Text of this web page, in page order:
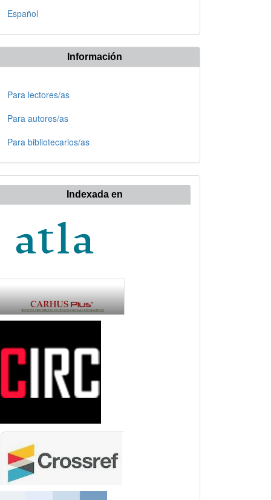
Español
Información
Para lectores/as
Para autores/as
Para bibliotecarios/as
Indexada en